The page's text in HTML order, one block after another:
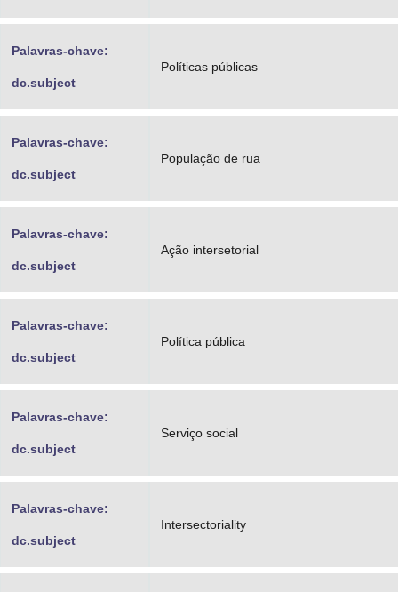
Palavras-chave:
dc.subject
Políticas públicas
Palavras-chave:
dc.subject
População de rua
Palavras-chave:
dc.subject
Ação intersetorial
Palavras-chave:
dc.subject
Política pública
Palavras-chave:
dc.subject
Serviço social
Palavras-chave:
dc.subject
Intersectoriality